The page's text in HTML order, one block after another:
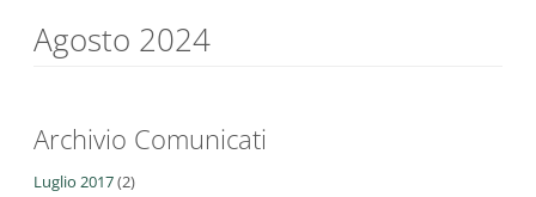
Agosto 2024
Archivio Comunicati
Luglio 2017(2)